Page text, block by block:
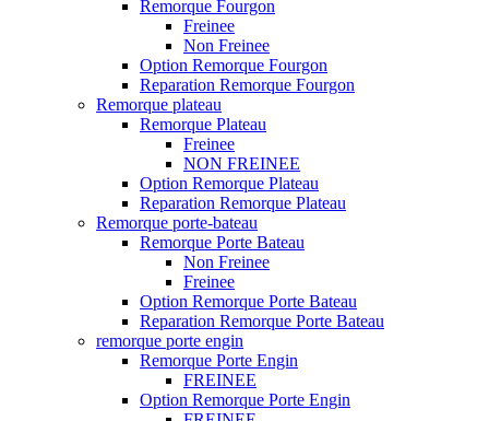
Remorque Fourgon
Freinee
Non Freinee
Option Remorque Fourgon
Reparation Remorque Fourgon
Remorque plateau
Remorque Plateau
Freinee
NON FREINEE
Option Remorque Plateau
Reparation Remorque Plateau
Remorque porte-bateau
Remorque Porte Bateau
Non Freinee
Freinee
Option Remorque Porte Bateau
Reparation Remorque Porte Bateau
remorque porte engin
Remorque Porte Engin
FREINEE
Option Remorque Porte Engin